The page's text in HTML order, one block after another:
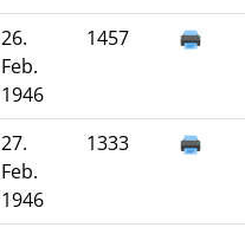
26.
Feb.
1946
1457
27.
Feb.
1946
1333